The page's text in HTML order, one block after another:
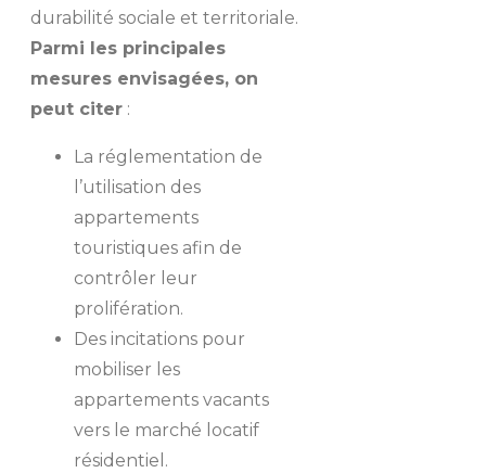
durabilité sociale et territoriale.
Parmi les principales
mesures envisagées, on
peut citer :
La réglementation de
l’utilisation des
appartements
touristiques afin de
contrôler leur
prolifération.
Des incitations pour
mobiliser les
appartements vacants
vers le marché locatif
résidentiel.